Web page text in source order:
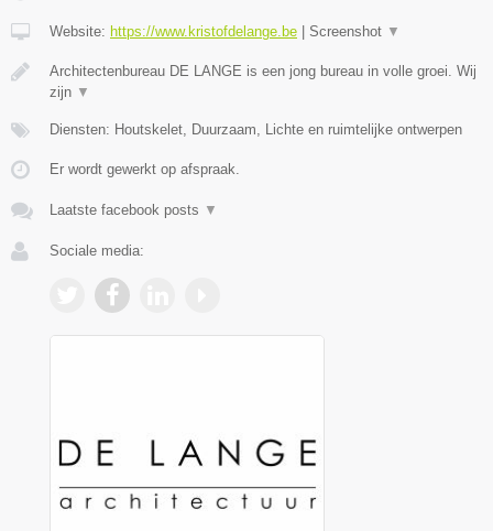
Website: https://www.kristofdelange.be Screenshot ▼
Architectenbureau DE LANGE is een jong bureau in volle groei. Wij
zijn ▼
Diensten: Houtskelet, Duurzaam, Lichte en ruimtelijke ontwerpen
Er wordt gewerkt op afspraak.
Laatste facebook posts ▼
Sociale media: